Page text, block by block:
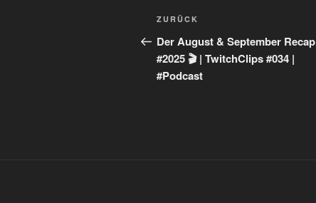
Beitragsnavigation
Vorheriger
Beitrag
ZURÜCK
Der August & September Recap
#2025 🎬 | TwitchClips #034 |
#Podcast